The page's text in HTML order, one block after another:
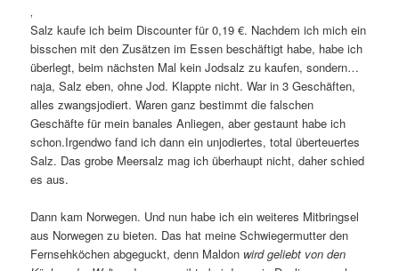
‚
Salz kaufe ich beim Discounter für 0,19 €. Nachdem ich mich ein
bisschen mit den Zusätzen im Essen beschäftigt habe, habe ich
überlegt, beim nächsten Mal kein Jodsalz zu kaufen, sondern…
naja, Salz eben, ohne Jod. Klappte nicht. War in 3 Geschäften,
alles zwangsjodiert. Waren ganz bestimmt die falschen
Geschäfte für mein banales Anliegen, aber gestaunt habe ich
schon.Irgendwo fand ich dann ein unjodiertes, total überteuertes
Salz. Das grobe Meersalz mag ich überhaupt nicht, daher schied
es aus.
Dann kam Norwegen. Und nun habe ich ein weiteres Mitbringsel
aus Norwegen zu bieten. Das hat meine Schwiegermutter den
Fernsehköchen abgeguckt, denn Maldon wird geliebt von den